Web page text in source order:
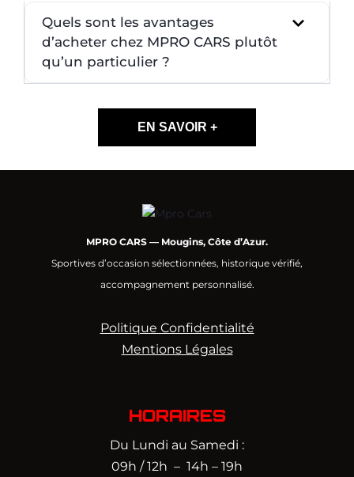
Quels sont les avantages
d’acheter chez MPRO CARS plutôt
qu’un particulier ?
EN SAVOIR +
MPRO CARS — Mougins, Côte d’Azur.
Sportives d’occasion sélectionnées, historique vérifié,
accompagnement personnalisé.
Politique Confidentialité
Mentions Légales
HORAIRES
Du Lundi au Samedi :
09h / 12h – 14h – 19h